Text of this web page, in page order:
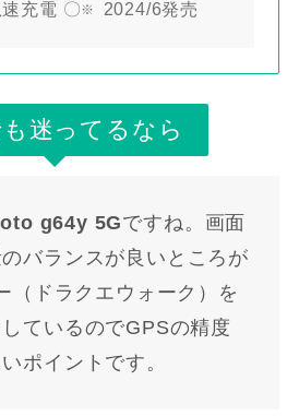
速充電 〇 2024/6発売
迷ってるなら
g64y 5Gですね。画面
バランスが良いところが
（ドラクエウォーク）を
ているのでGPSの精度
ポイントです。